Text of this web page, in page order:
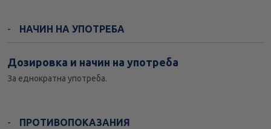
НАЧИН НА УПОТРЕБА
Дозировка и начин на употреба
За еднократна употреба.
ПРОТИВОПОКАЗАНИЯ